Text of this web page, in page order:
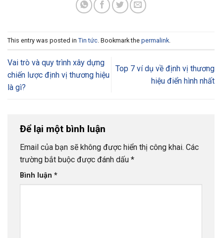
This entry was posted in Tin tức . Bookmark the permalink
Vai trò và quy trình xây dựng
chiến lược định vị thương hiệu
là gì?
Top 7 ví dụ về định vị thương
hiệu điển hình nhất
Để lại một bình luận
Email của bạn sẽ không được hiển thị công khai. Các
trường bắt buộc được đánh dấu *
Bình luận *